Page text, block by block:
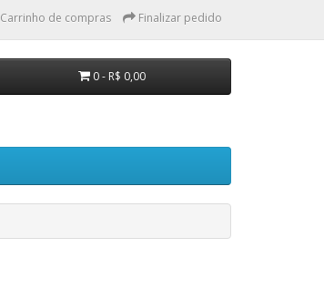
Carrinho de compras Finalizar pedido
0 - R$ 0,00